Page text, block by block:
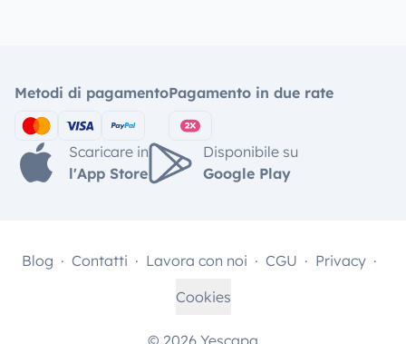
Metodi di pagamentoPagamento in due rate
Scaricare in
l'App Store
Disponibile su
Google Play
© 2026 Yescapa
Blog Contatti Lavora con noi CGU
Privacy
Cookies